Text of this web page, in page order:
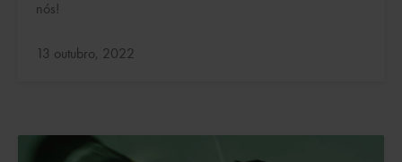
nós!
Atualizado:
13 outubro, 2022